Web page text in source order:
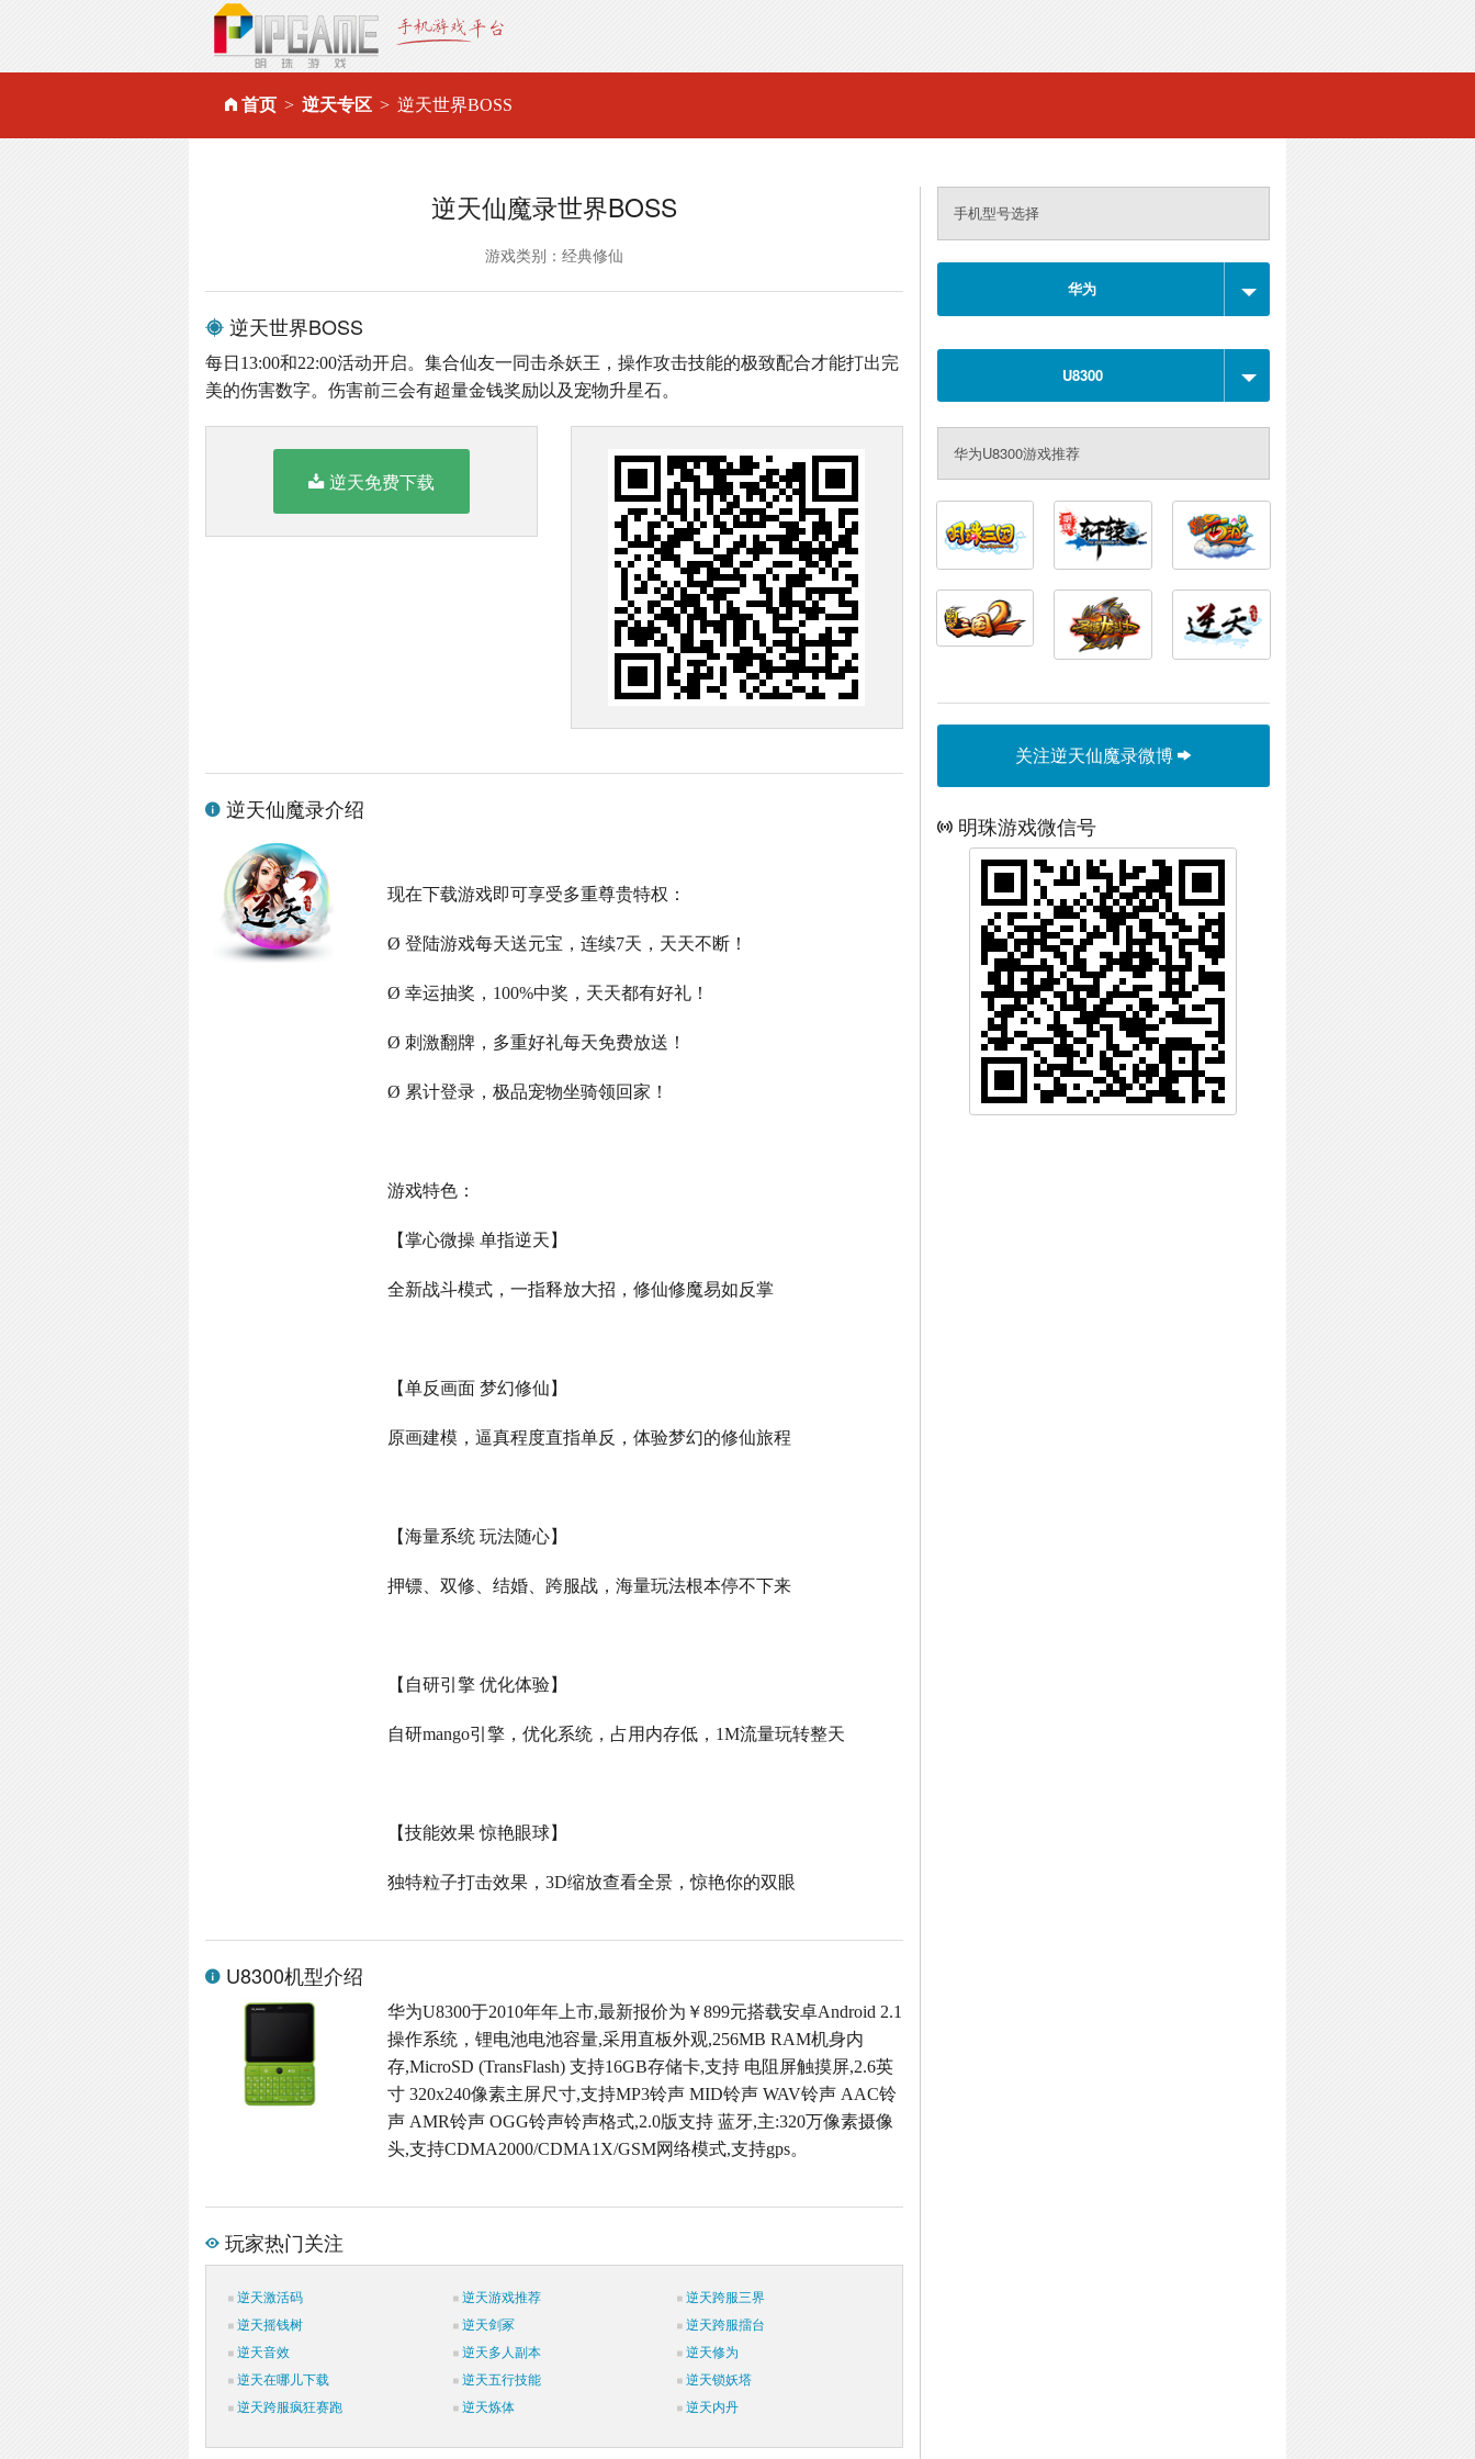
首页 逆天专区 逆天世界BOSS
逆天仙魔录世界BOSS
游戏类别：经典修仙
逆天世界BOSS
每日13:00和22:00活动开启。集合仙友一同击杀妖王，操作攻击技能的极致配合才能打出完
美的伤害数字。伤害前三会有超量金钱奖励以及宠物升星石。
逆天免费下载
逆天仙魔录介绍
现在下载游戏即可享受多重尊贵特权：
Ø 登陆游戏每天送元宝，连续7天，天天不断！
Ø 幸运抽奖，100%中奖，天天都有好礼！
Ø 刺激翻牌，多重好礼每天免费放送！
Ø 累计登录，极品宠物坐骑领回家！
游戏特色：
【掌心微操 单指逆天】
全新战斗模式，一指释放大招，修仙修魔易如反掌
【单反画面 梦幻修仙】
原画建模，逼真程度直指单反，体验梦幻的修仙旅程
【海量系统 玩法随心】
押镖、双修、结婚、跨服战，海量玩法根本停不下来
【自研引擎 优化体验】
自研mango引擎，优化系统，占用内存低， 1M流量玩转整天
【技能效果 惊艳眼球】
独特粒子打击效果，3D缩放查看全景，惊艳你的双眼
U8300机型介绍
华为U8300于2010年年上市,最新报价为￥899元搭载安卓Android 2.1
操作系统，锂电池电池容量,采用直板外观,256MB RAM机身内
存,MicroSD (TransFlash) 支持16GB存储卡,支持 电阻屏触摸屏,2.6英
寸 320x240像素主屏尺寸,支持MP3铃声 MID铃声 WAV铃声 AAC铃
声 AMR铃声 OGG铃声铃声格式,2.0版支持 蓝牙,主:320万像素摄像
头,支持CDMA2000/CDMA1X/GSM网络模式,支持gps。
玩家热门关注
逆天激活码 逆天游戏推荐
逆天跨服三界
逆天摇钱树
逆天剑冢
逆天跨服擂台
逆天音效
逆天多人副本
逆天修为
逆天在哪儿下载
逆天五行技能
逆天锁妖塔
逆天跨服疯狂赛跑
逆天炼体 逆天内丹
手机型号选择
华为
U8300
华为U8300游戏推荐
关注逆天仙魔录微博
明珠游戏微信号